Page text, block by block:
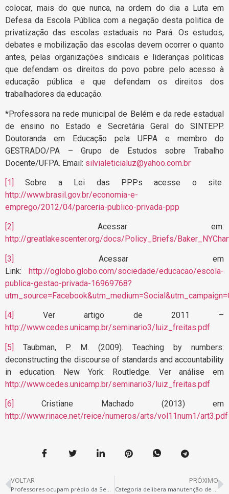
colocar, mais do que nunca, na ordem do dia a Luta em
Defesa da Escola Pública com a negação desta politica de
privatização das escolas estaduais no Pará. Os estudos,
debates e mobilização das escolas devem ocorrer o quanto
antes, pelas organizações sindicais e lideranças politicas
que defendam os direitos do povo pobre pelo acesso à
educação pública e que defendam os direitos dos
trabalhadores da educação.
*Professora na rede municipal de Belém e da rede estadual
de ensino no Estado e Secretária Geral do SINTEPP.
Doutoranda em Educação pela UFPA e membro do
GESTRADO/PA – Grupo de Estudos sobre Trabalho
Docente/UFPA. Email: silvialeticialuz@yahoo.com.br
[1]
Sobre a Lei das PPPs acesse o site
http://www.brasil.gov.br/economia-e-
emprego/2012/04/parceria-publico-privada-ppp
[2]
Acessar em:
http://greatlakescenter.org/docs/Policy_Briefs/
[3]
Acessar em
Link: http://oglobo.globo.com/sociedade/educacao/escola-
publica-gestao-privada-16969768?
[4]
Ver artigo de 2011 –
http://www.cedes.unicamp.br/seminario3/luiz_freitas.pdf
[5]
Taubman, P. M. (2009). Teaching by numbers:
deconstructing the discourse of standards and accountability
in education. New York: Routledge. Ver análise em
http://www.cedes.unicamp.br/seminario3/luiz_freitas.pdf
[6]
Cristiane Machado (2013) em
http://www.rinace.net/reice/numeros/arts/vol11num1/art3.pdf
VOLTAR
Professores ocupam prédio da Seduc por situação salarial
PRÓXIMO
Categoria delibera manutenção de estado de greve e assembleia aprova calendário de lutas